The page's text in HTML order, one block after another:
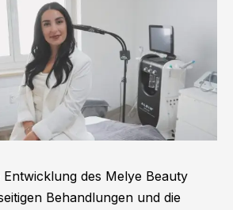
Entwicklung des Melye Beauty
Behandlungen und die